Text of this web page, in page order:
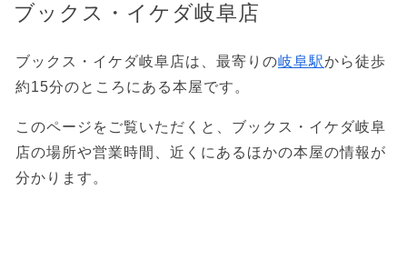
ブックス・イケダ岐阜店
ブックス・イケダ岐阜店は、最寄りの岐阜駅から徒歩
約15分のところにある本屋です。
このページをご覧いただくと、ブックス・イケダ岐阜
店の場所や営業時間、近くにあるほかの本屋の情報が
分かります。